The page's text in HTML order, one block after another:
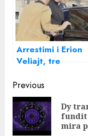
Arrestimi i Erion
Veliajt, tre
drejtimin e
Bashkisë së
Tiranës
Continue
Reading
Previous
Dy
fundit
mira